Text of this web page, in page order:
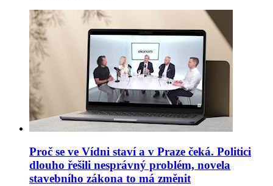
Proč se ve Vídni staví a v Praze čeká. Politici
dlouho řešili nesprávný problém, novela
stavebního zákona to má změnit